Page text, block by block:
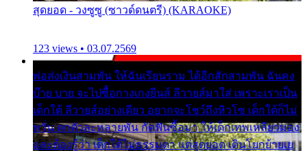
สุดยอด - วงซูซู (ซาวด์ดนตรี) (KARAOKE)
123 views • 03.07.2569
พ่อส่งเงินสามพัน ให้ฉันเรียนราม ได้อีกสักสามพัน ฉันคง
บ๊าย บาย จะไปซื้อกางเกงยีนส์ ลีวายส์มาใส่ เพราะเราเป็น
เด็กใต้ ลีวายส์อย่างเดียว อยากจะโชว์ถึงหิวโซ เด็กใต้ก็ไม่
หวั่น ตกตัวละหลายพัน กัดฟันซื้อมา ให้เด็กเทพเหลียวมอง
และต้องรู้ว่า เด็กใต้ไม่ธรรมดา แต่สุดยอด เดินโยกย้ายเย